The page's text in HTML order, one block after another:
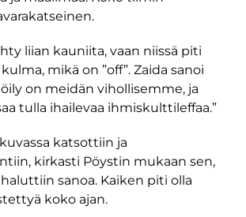
liian kauniita, vaan niissä piti
mikä on ”off”. Zaida sanoi
on meidän vihollisemme, ja
tulla ihailevaa ihmiskulttileffaa.”
katsottiin ja
kirkasti Pöystin mukaan sen,
sanoa. Kaiken piti olla
koko ajan.